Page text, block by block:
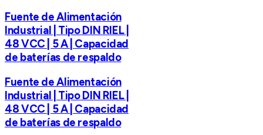
Fuente de Alimentación
Industrial | Tipo DIN RIEL |
48 VCC | 5 A | Capacidad
de baterías de respaldo
Fuente de Alimentación
Industrial | Tipo DIN RIEL |
48 VCC | 5 A | Capacidad
de baterías de respaldo